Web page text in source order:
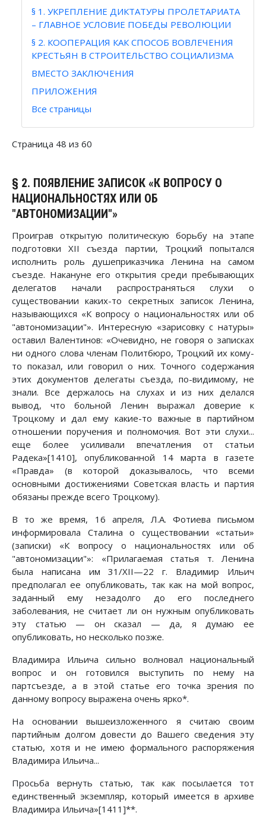
§ 1. УКРЕПЛЕНИЕ ДИКТАТУРЫ ПРОЛЕТАРИАТА
– ГЛАВНОЕ УСЛОВИЕ ПОБЕДЫ РЕВОЛЮЦИИ
§ 2. КООПЕРАЦИЯ КАК СПОСОБ ВОВЛЕЧЕНИЯ
КРЕСТЬЯН В СТРОИТЕЛЬСТВО СОЦИАЛИЗМА
ВМЕСТО ЗАКЛЮЧЕНИЯ
ПРИЛОЖЕНИЯ
Все страницы
Страница 48 из 60
§ 2. ПОЯВЛЕНИЕ ЗАПИСОК «К ВОПРОСУ О
НАЦИОНАЛЬНОСТЯХ ИЛИ ОБ
"АВТОНОМИЗАЦИИ"»
Проиграв открытую политическую борьбу на этапе
подготовки XII съезда партии, Троцкий попытался
исполнить роль душеприказчика Ленина на самом
съезде. Накануне его открытия среди пребывающих
делегатов начали распространяться слухи о
существовании каких-то секретных записок Ленина,
называющихся «К вопросу о национальностях или об
"автономизации"». Интересную «зарисовку с натуры»
оставил Валентинов: «Очевидно, не говоря о записках
ни одного слова членам Политбюро, Троцкий их кому-
то показал, или говорил о них. Точного содержания
этих документов делегаты съезда, по-видимому, не
знали. Все держалось на слухах и из них делался
вывод, что больной Ленин выражал доверие к
Троцкому и дал ему какие-то важные в партийном
отношении поручения и полномочия. Вот эти слухи...
еще более усиливали впечатления от статьи
Радека»[1410], опубликованной 14 марта в газете
«Правда» (в которой доказывалось, что всеми
основными достижениями Советская власть и партия
обязаны прежде всего Троцкому).
В то же время, 16 апреля, Л.А. Фотиева письмом
информировала Сталина о существовании «статьи»
(записки) «К вопросу о национальностях или об
"автономизации"»: «Прилагаемая статья т. Ленина
была написана им 31/ХII—22 г. Владимир Ильич
предполагал ее опубликовать, так как на мой вопрос,
заданный ему незадолго до его последнего
заболевания, не считает ли он нужным опубликовать
эту статью — он сказал — да, я думаю ее
опубликовать, но несколько позже.
Владимира Ильича сильно волновал национальный
вопрос и он готовился выступить по нему на
партсъезде, а в этой статье его точка зрения по
данному вопросу выражена очень ярко*.
На основании вышеизложенного я считаю своим
партийным долгом довести до Вашего сведения эту
статью, хотя и не имею формального распоряжения
Владимира Ильича...
Просьба вернуть статью, так как посылается тот
единственный экземпляр, который имеется в архиве
Владимира Ильича»[1411]**.